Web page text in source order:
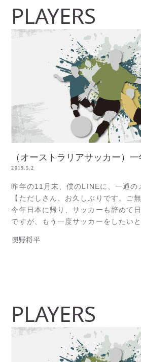
PLAYERS
2019.5.2
昨年の11月末、僕のLINEに、一通の
【ただしさん、お久しぶりです。ご
今年日本に帰り、サッカーも辞めて
ですが、もう一度サッカーをしたい
た。】オーストラリアでの一年目、
奥野将平
PLAYERS